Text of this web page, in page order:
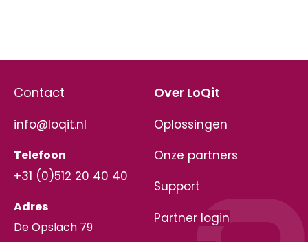
Over LoQit
Oplossingen
Onze partners
Support
Partner login
Contact
info@loqit.nl
Telefoon
+31 (0)512 20 40 40
Adres
De Opslach 79